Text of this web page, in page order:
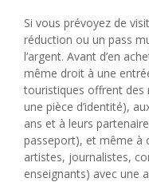
Si vous prévoyez de
réduction ou un pass
l’argent. Avant d’en
même droit à une
touristiques offrent des
une pièce d’identité),
ans et à leurs
passeport), et même à
artistes, journalistes,
enseignants) avec une